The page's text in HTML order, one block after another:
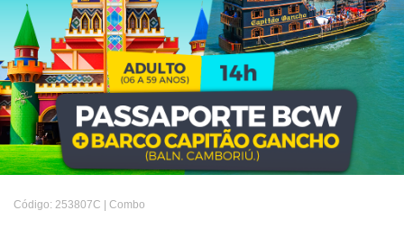
Código: 253807C | Combo